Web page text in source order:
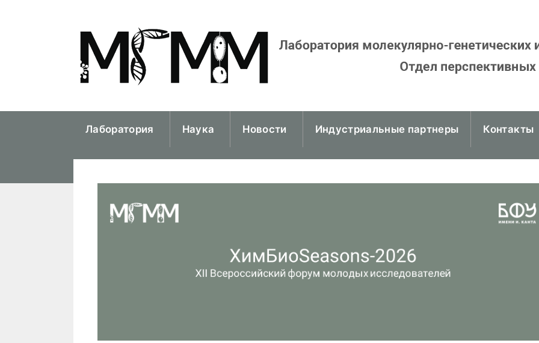
Лаборатория Наука Новости Индустриальные партнеры Контакты